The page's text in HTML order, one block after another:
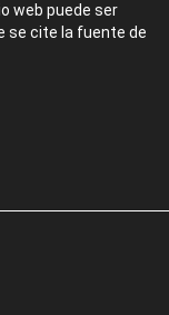
web puede ser
se cite la fuente de